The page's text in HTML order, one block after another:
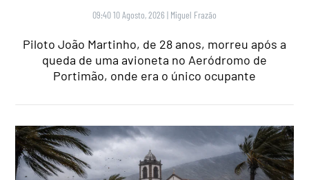
09:40 10 Agosto, 2026 | Miguel Frazão
Piloto João Martinho, de 28 anos, morreu após a
queda de uma avioneta no Aeródromo de
Portimão, onde era o único ocupante